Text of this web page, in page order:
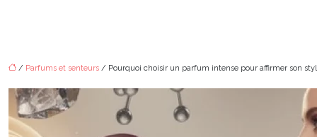
/ Parfums et senteurs / Pourquoi choisir un parfum intense pour affirmer son